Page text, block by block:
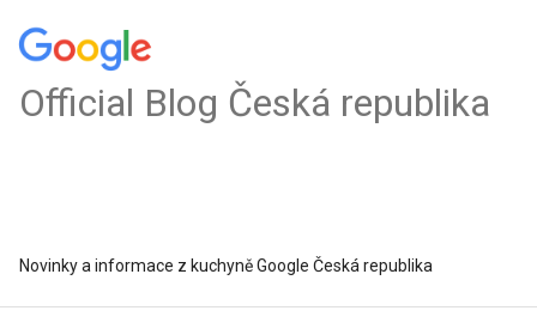
Official Blog Česká republika
Novinky a informace z kuchyně Google Česká republika